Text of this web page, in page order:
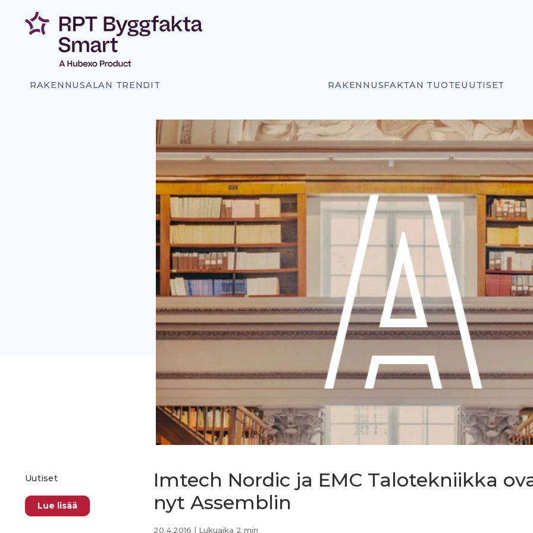
sisältöön
RAKENNUSALAN TRENDIT RAKENNUSFAKTAN TUOTEUUTISET
Uutiset
Lue lisää
Imtech Nordic ja EMC Talotekniikka
nyt Assemblin
20.4.2016 | Lukuaika 2 min